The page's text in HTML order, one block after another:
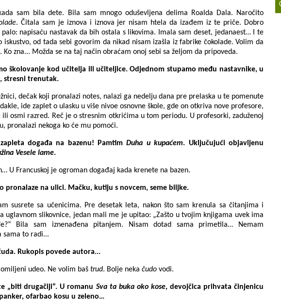
sam bila dete. Bila sam mnogo oduševljena delima Roalda Dala. Naročito
. Čitala sam je iznova i iznova jer nisam htela da izađem iz te priče. Dobro
napisaću nastavak da bih ostala s likovima. Imala sam deset, jedanaest… I te
iskustvo, od tada sebi govorim da nikad nisam izašla iz fabrike čokolade. Volim da
Ko zna... Možda se na taj način obraćam onoj sebi sa željom da pripoveda.
školovanje kod učitelja ili učiteljice. Odjednom stupamo među nastavnike, u
stresni trenutak.
dečak koji pronalazi notes, nalazi ga nedelju dana pre prelaska u te pomenute
ide zaplet o ulasku u više nivoe osnovne škole, gde on otkriva nove profesore,
osmi razred. Reč je o stresnim otkrićima u tom periodu. U profesorki, zaduženoj
pronalazi nekoga ko će mu pomoći.
događa na bazenu! PamtimDuha u kupaćem. Uključujući objavljenu
Vesele lame.
U Francuskoj je ogroman događaj kada krenete na bazen.
pronalaze na ulici. Mačku, kutiju s novcem, seme biljke.
susrete sa učenicima. Pre desetak leta, nakon što sam krenula sa čitanjima i
uglavnom slikovnice, jedan mali me je upitao: „Zašto u tvojim knjigama uvek ima
Bila sam iznenađena pitanjem. Nisam dotad sama primetila… Nemam
sama to radi...
Rukopis povede autora...
udeo. Ne volim baš trud. Bolje neka čudo vodi.
„biti drugačiji“. U romanu Sva ta buka oko kose, devojčica prihvata činjenicu
ofarbao kosu u zeleno…